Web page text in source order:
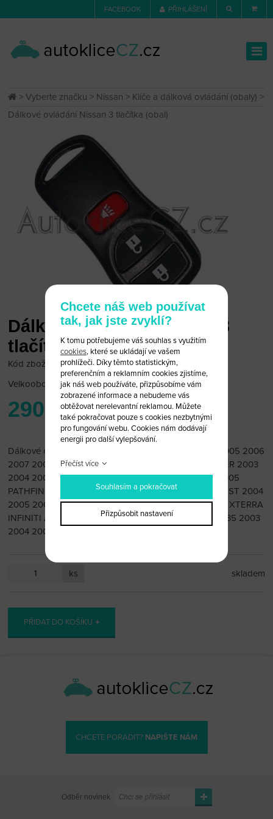
FACEBOOK PŘIHLÁŠENÍ
>Vyberte značku > Nissan > Klíče a dálková ovládání (obaly) >
Dálkové ovládání Nissan 3 tlačítka (obal)
Dálkové ovládání Nissan 3
tlačítka (obal)
Kód zboží: Nissan 23
Velkoobchodní cena:po přihlášení
290 Kč
Dálkové ovládání Nissan 3 tlačítka (obal) 2003 2004 2005 2006
2007 2008 2009 ARMADA 2002 2003 2004 FRONTIER 2003
2004 2005 2006 2007 MURANO 2002 2003 2004 2005
PATHFINDER 2004 2005 2006 2007 2008 2009 QUEST 2004
2005 2006 2007 2008 2009 TITAN 2002 2003 2004 XTERRA
INFINITI Applications 2003 2004 2005 2006 2007 FX35 2003
2004 2005 2006 FX45 2002 2003 2004 QX4
ks skladem
PŘIDAT DO KOŠÍKU
CHCETE PORADIT? NAPIŠTE NÁM
Odběr novinek
Chcete náš web používat
tak, jak jste zvyklí?
K tomu potřebujeme váš souhlas s využitím
cookies, které se ukládají ve vašem
prohlížeči. Díky těmto statistickým,
preferenčním a reklamním cookies zjistíme,
jak náš web používáte, přizpůsobíme vám
zobrazené informace a nebudeme vás
obtěžovat nerelevantní reklamou. Můžete
také pokračovat pouze s cookies nezbytnými
pro fungování webu. Cookies nám dodávají
energii pro další vylepšování.
Přečíst více
Souhlasím a pokračovat
Přizpůsobit nastavení